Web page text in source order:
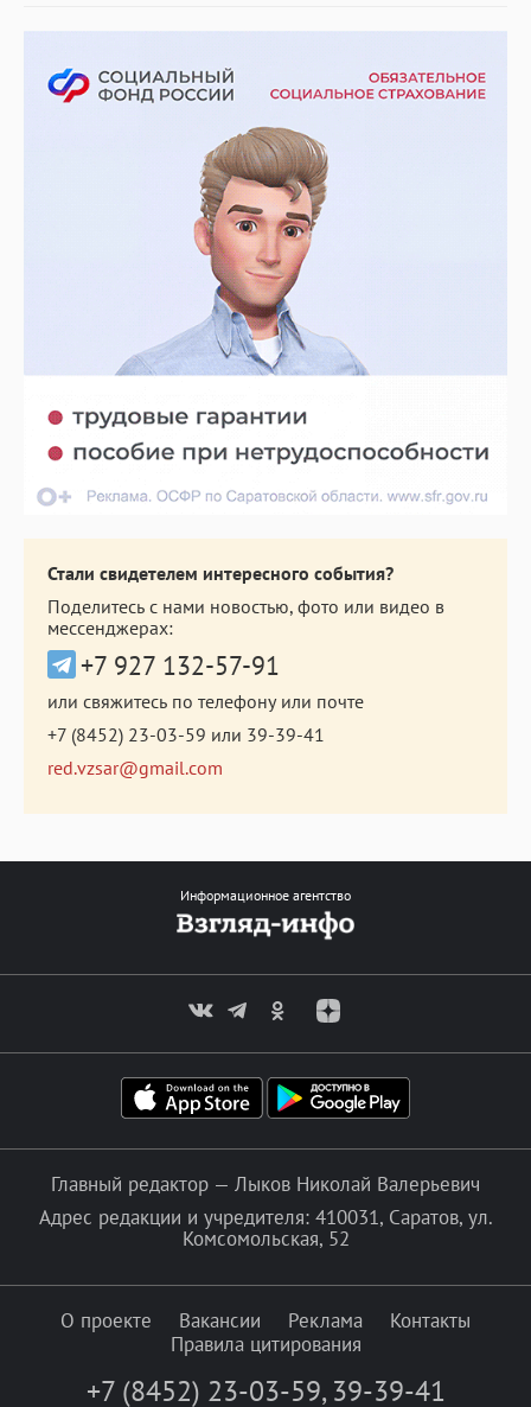
Стали свидетелем интересного события?
Поделитесь с нами новостью, фото или видео в
мессенджерах:
+7 927 132-57-91
или свяжитесь по телефону или почте
+7 (8452) 23-03-59 или 39-39-41
red.vzsar@gmail.com
Информационное агентство
Главный редактор — Лыков Николай Валерьевич
Адрес редакции и учредителя: 410031, Саратов, ул.
Комсомольская, 52
О проекте Вакансии Реклама
Контакты
Правила цитирования
+7 (8452) 23-03-59, 39-39-41